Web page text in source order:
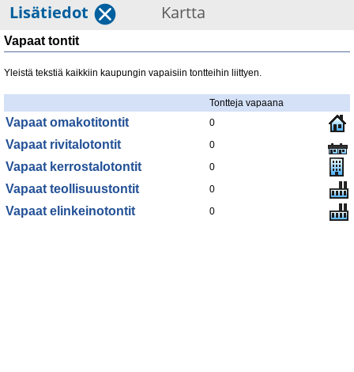
Lisätiedot Kartta
Vapaat tontit
Yleistä tekstiä kaikkiin kaupungin vapaisiin tontteihin liittyen.
Tontteja vapaana
Vapaat omakotitontit 0
Vapaat rivitalotontit 0
Vapaat kerrostalotontit 0
Vapaat teollisuustontit 0
Vapaat elinkeinotontit 0